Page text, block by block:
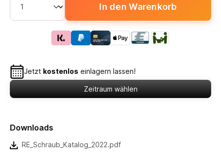
In den Warenkorb
Jetzt kostenlos einlagern lassen!
Zeitraum wählen
Downloads
RE_Schraub_Katalog_2022.pdf